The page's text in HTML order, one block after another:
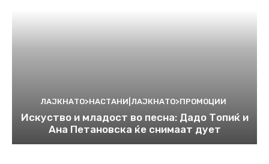
ЛАЈКНАТО>НАСТАНИ|ЛАЈКНАТО>ПРОМОЦИИ
Искуство и младост во песна: Дадо Топиќ и
Ана Петановска ќе снимаат дует